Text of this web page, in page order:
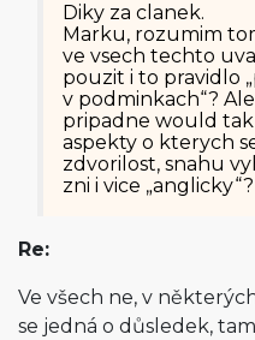
Diky za clanek.
Marku, rozumim
ve vsech techto
pouzit i to pravidlo
v podminkach“?
pripadne would
aspekty o kterych
zdvorilost, snahu
zni i vice „anglicky“?
Re:
Ve všech ne, v
se jedná o důsledek,